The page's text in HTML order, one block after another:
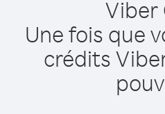
Viber
Une fois que
crédits